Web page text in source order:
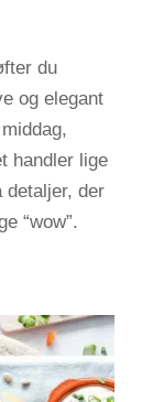
du
og elegant
handler lige
detaljer, der
“wow”.